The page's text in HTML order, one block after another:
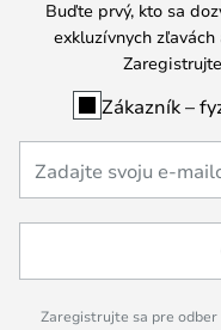
Buďte prvý, kto sa
exkluzívnych
Zákazník –
Zaregistrujte sa pre